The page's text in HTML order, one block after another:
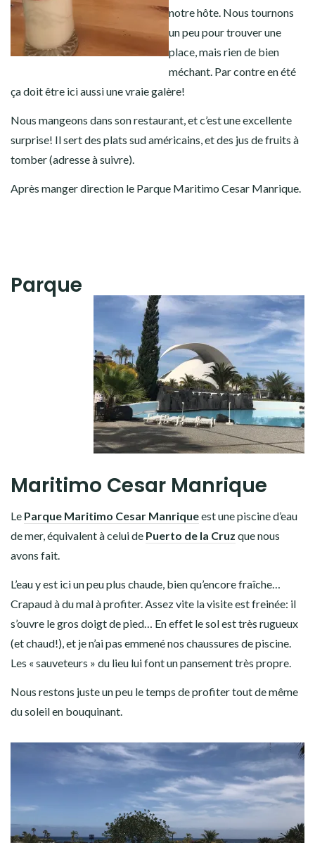
notre hôte. Nous tournons
un peu pour trouver une
place, mais rien de bien
méchant. Par contre en été
ça doit être ici aussi une vraie galère!
Nous mangeons dans son restaurant, et c’est une excellente
surprise! Il sert des plats sud américains, et des jus de fruits à
tomber (adresse à suivre).
Après manger direction le Parque Maritimo Cesar Manrique.
Parque
Maritimo Cesar Manrique
Le Parque Maritimo Cesar Manriqueest une piscine d’eau
de mer, équivalent à celui de Puerto de la Cruz que nous
avons fait.
L’eau y est ici un peu plus chaude, bien qu’encore fraîche…
Crapaud à du mal à profiter. Assez vite la visite est freinée: il
s’ouvre le gros doigt de pied… En effet le sol est très rugueux
(et chaud!), et je n’ai pas emmené nos chaussures de piscine.
Les « sauveteurs » du lieu lui font un pansement très propre.
Nous restons juste un peu le temps de profiter tout de même
du soleil en bouquinant.